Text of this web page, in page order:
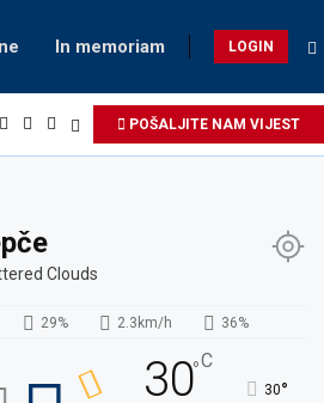
In memoriam LOGIN
POŠALJITE NAM VIJEST
Clouds
29% 2.3km/h 36%
30°C
30°